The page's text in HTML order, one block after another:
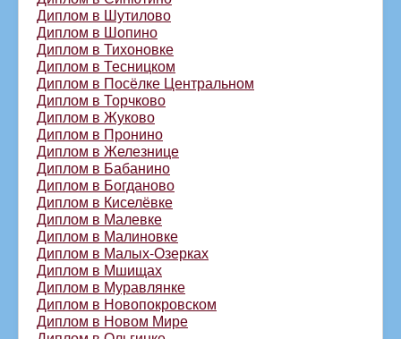
Диплом в Шутилово
Диплом в Шопино
Диплом в Тихоновке
Диплом в Тесницком
Диплом в Посёлке Центральном
Диплом в Торчково
Диплом в Жуково
Диплом в Пронино
Диплом в Железнице
Диплом в Бабанино
Диплом в Богданово
Диплом в Киселёвке
Диплом в Малевке
Диплом в Малиновке
Диплом в Малых-Озерках
Диплом в Мшищах
Диплом в Муравлянке
Диплом в Новопокровском
Диплом в Новом Мире